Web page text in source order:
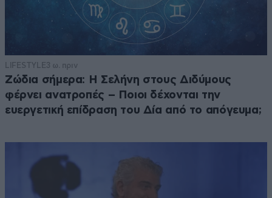
LIFESTYLE3 ω. πριν
Ζώδια σήμερα: Η Σελήνη στους Διδύμους
φέρνει ανατροπές – Ποιοι δέχονται την
ευεργετική επίδραση του Δία από το απόγευμα;